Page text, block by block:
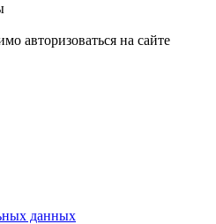
авторизоваться на сайте
данных